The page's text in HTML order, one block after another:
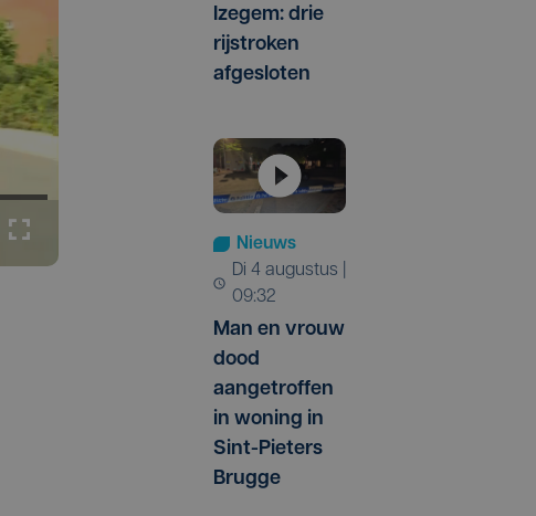
Izegem: drie
rijstroken
afgesloten
Nieuws
di 4 augustus |
09:32
Man en vrouw
dood
aangetroffen
in woning in
Sint-Pieters
Brugge